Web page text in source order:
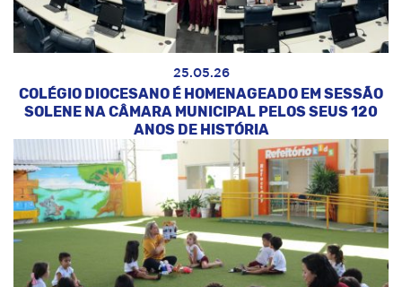
25.05.26
COLÉGIO DIOCESANO É HOMENAGEADO EM SESSÃO
SOLENE NA CÂMARA MUNICIPAL PELOS SEUS 120
ANOS DE HISTÓRIA